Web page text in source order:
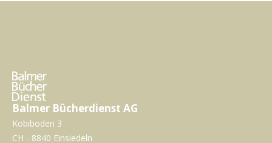
Balmer Bücherdienst AG
Kobiboden 3
CH - 8840 Einsiedeln